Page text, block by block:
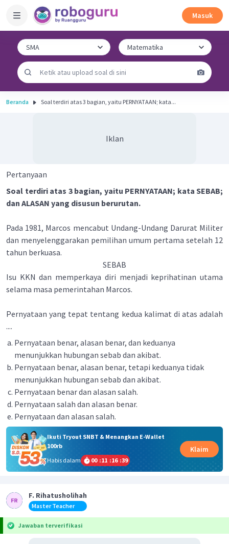
Masuk
Beranda Soal terdiri atas 3 bagian, yaitu PERNYATAAN; kata...
Iklan
Pertanyaan
Soal terdiri atas 3 bagian, yaitu PERNYATAAN; kata SEBAB;
dan ALASAN yang disusun berurutan.
Pada 1981, Marcos mencabut Undang-Undang Darurat Militer
dan menyelenggarakan pemilihan umum pertama setelah 12
tahun berkuasa.
SEBAB
Isu KKN dan memperkaya diri menjadi keprihatinan utama
selama masa pemerintahan Marcos.
Pernyataan yang tepat tentang kedua kalimat di atas adalah
....
Pernyataan benar, alasan benar, dan keduanya
menunjukkan hubungan sebab dan akibat.
Pernyataan benar, alasan benar, tetapi keduanya tidak
menunjukkan hubungan sebab dan akibat.
Pernyataan benar dan alasan salah.
Pernyataan salah dan alasan benar.
Pernyataan dan alasan salah.
Ikuti Tryout SNBT & Menangkan E-Wallet
100rb
Habis dalam
00 :11 :16 :39
Klaim
F. Rihatusholihah
Master Teacher
Jawaban terverifikasi